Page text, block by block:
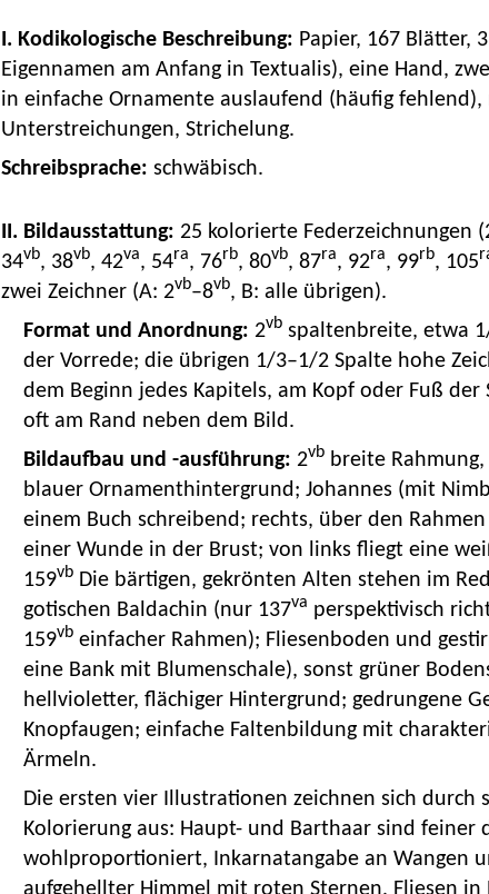
I. Kodikologische Beschreibung: Papier, 167 Blätter,
Eigennamen am Anfang in Textualis), eine Hand,
in einfache Ornamente auslaufend (häufig
Unterstreichungen, Strichelung.
Schreibsprache: schwäbisch.
II. Bildausstattung: 25 kolorierte Federzeichnungen
34vb, 38vb, 42va, 54ra, 76rb, 80vb, 87ra, 92ra, 99rb, 105
zwei Zeichner (A: 2vb–8vb, B: alle übrigen).
Format und Anordnung: 2vbspaltenbreite, etwa
der Vorrede; die übrigen 1/3–1/2 Spalte hohe
dem Beginn jedes Kapitels, am Kopf oder Fuß
oft am Rand neben dem Bild.
Bildaufbau und -ausführung: 2vbbreite Rahmung,
blauer Ornamenthintergrund; Johannes (mit
einem Buch schreibend; rechts, über den
einer Wunde in der Brust; von links fliegt eine
159vbDie bärtigen, gekrönten Alten stehen im
gotischen Baldachin (nur 137va perspektivisch
159vbeinfacher Rahmen); Fliesenboden und
eine Bank mit Blumenschale), sonst grüner
hellvioletter, flächiger Hintergrund; gedrungene
Knopfaugen; einfache Faltenbildung mit
Ärmeln.
Die ersten vier Illustrationen zeichnen sich durch
Kolorierung aus: Haupt- und Barthaar sind feiner
wohlproportioniert, Inkarnatangabe an Wangen